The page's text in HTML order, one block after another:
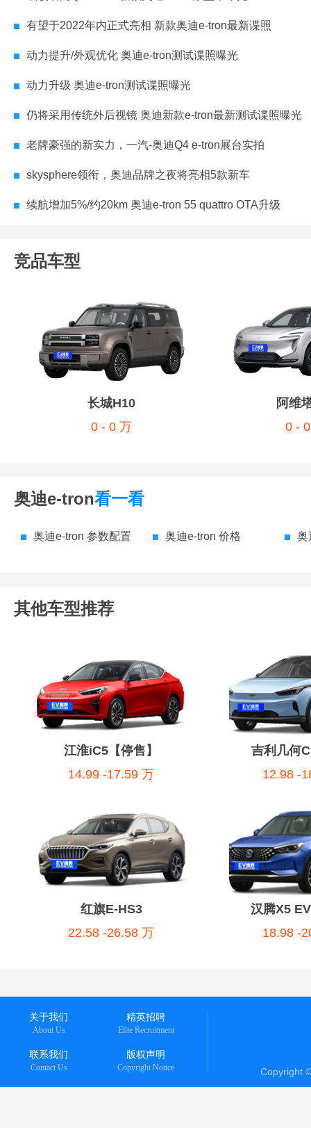
有望于2022年内正式亮相 新款奥迪e-tron最新谍照
动力提升/外观优化 奥迪e-tron测试谍照曝光
动力升级 奥迪e-tron测试谍照曝光
仍将采用传统外后视镜 奥迪新款e-tron最新测试谍照曝光
老牌豪强的新实力，一汽-奥迪Q4 e-tron展台实拍
skysphere领衔，奥迪品牌之夜将亮相5款新车
续航增加5%/约20km 奥迪e-tron 55 quattro OTA升级
竞品车型
长城H10
0 - 0 万
阿维
0 -
奥迪e-tron看一看
奥迪e-tron 参数配置 奥迪e-tron 价格 奥
其他车型推荐
江淮iC5【停售】
14.99 -17.59 万
吉利几何
12.98 -
红旗E-HS3
22.58 -26.58 万
汉腾X5
18.98 -
关于我们
About Us
精英招聘
Elite Recruitment
联系我们
Contact Us
版权声明
Copyright Notice Copyright